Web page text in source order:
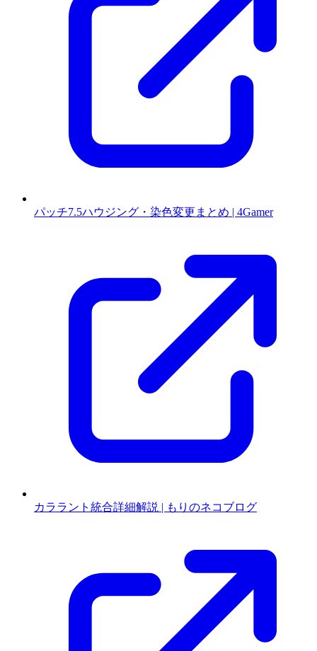
パッチ7.5ハウジング・染色変更まとめ | 4Gamer
カララント統合詳細解説 | もりのネコブログ